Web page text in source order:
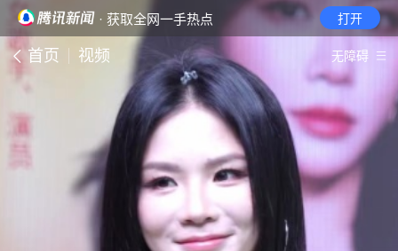
· 获取全网一手热点 打开
首页 视频 无障碍